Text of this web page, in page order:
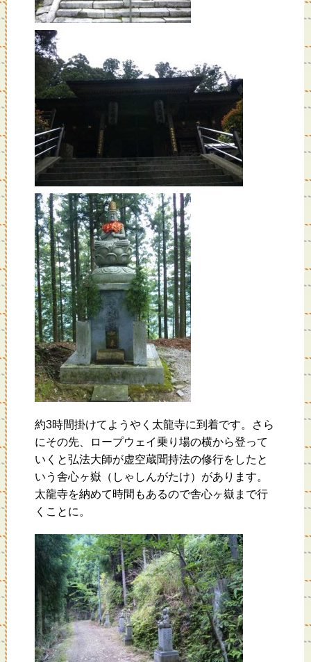
約3時間掛けてようやく太龍寺に到着です。さら
にその先、ロープウェイ乗り場の横から登って
いくと弘法大師が虚空蔵聞持法の修行をしたと
いう舎心ヶ嶽（しゃしんがたけ）があります。
太龍寺を納めて時間もあるので舎心ヶ嶽まで行
くことに。